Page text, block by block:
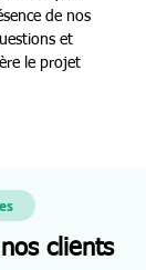
de nos
et
le projet
clients